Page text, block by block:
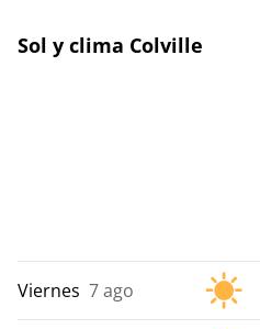
Sol y clima Colville
Viernes 7 ago